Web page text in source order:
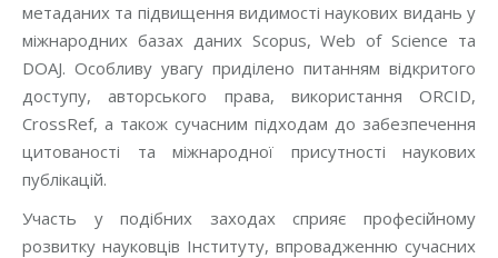
метаданих та підвищення видимості наукових видань у
міжнародних базах даних Scopus, Web of Science та
DOAJ. Особливу увагу приділено питанням відкритого
доступу, авторського права, використання ORCID,
CrossRef, а також сучасним підходам до забезпечення
цитованості та міжнародної присутності наукових
публікацій.
Участь у подібних заходах сприяє професійному
розвитку науковців Інституту, впровадженню сучасних